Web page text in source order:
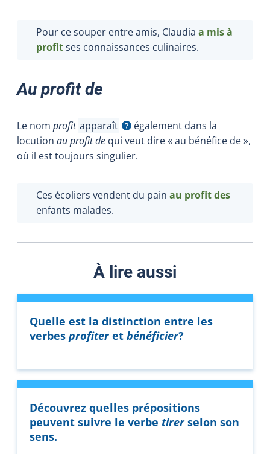
Pour ce souper entre amis, Claudia a mis à
profitses connaissances culinaires.
Au profit de
Le nom profit apparaît
Afficher l'infobulleégalement dans la
locution au profit de qui veut dire « au bénéfice de »,
où il est toujours singulier.
Ces écoliers vendent du pain au profit des
enfants malades.
À lire aussi
Quelle est la distinction entre les
verbes profiteret bénéficier?
Découvrez quelles prépositions
peuvent suivre le verbe tirerselon son
sens.